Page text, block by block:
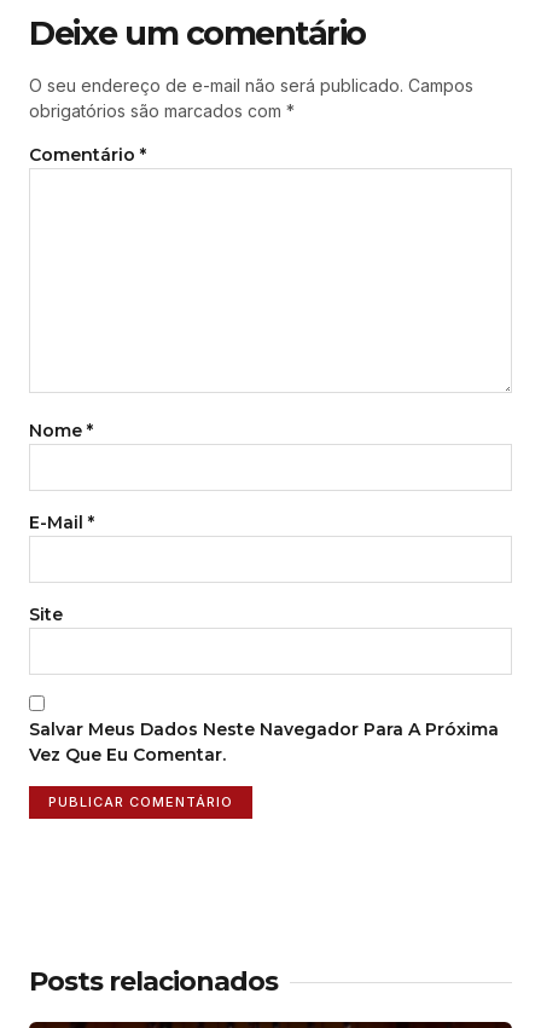
Deixe um comentário
O seu endereço de e-mail não será publicado. Campos
obrigatórios são marcados com *
Comentário *
Nome *
E-Mail *
Site
Salvar Meus Dados Neste Navegador Para A Próxima
Vez Que Eu Comentar.
Posts relacionados